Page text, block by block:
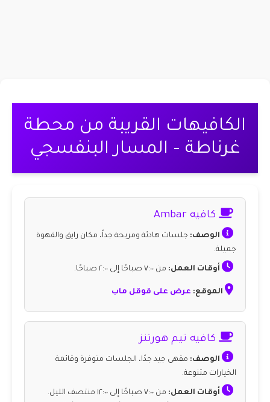
الكافيهات القريبة من محطة
غرناطة – المسار البنفسجي
كافيه Ambar
الوصف: جلسات هادئة ومريحة جداً، مكان رايق والقهوة
جميلة.
أوقات العمل: من ٧:٠٠ صباحًا إلى ٢:٠٠ صباحًا.
الموقع: عرض على قوقل ماب
كافيه تيم هورتنز
الوصف: مقهى جيد جدًا، الجلسات متوفرة وقائمة
الخيارات متنوعة.
أوقات العمل:
من ٧:٠٠ صباحًا إلى ١٢:٠٠ منتصف الليل.